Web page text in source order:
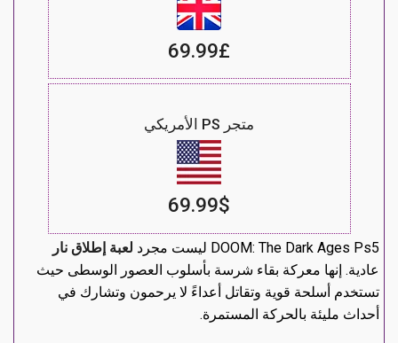
69.99£
متجر PS الأمريكي
69.99$
DOOM: The Dark Ages Ps5 ليست مجرد
لعبة إطلاق نار
عادية. إنها معركة بقاء شرسة بأسلوب العصور الوسطى حيث
تستخدم أسلحة قوية وتقاتل أعداءً لا يرحمون وتشارك في
أحداث مليئة بالحركة المستمرة.